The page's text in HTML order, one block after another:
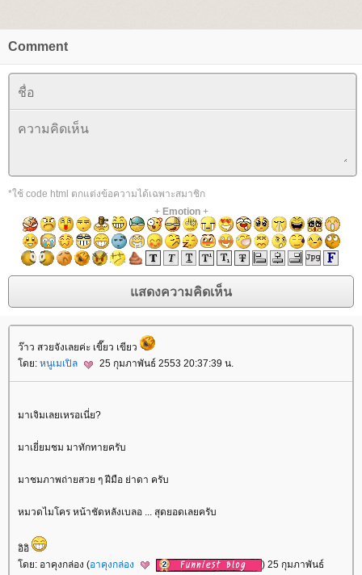
Comment
*ใช้ code html ตกแต่งข้อความได้เฉพาะสมาชิก
+ Emotion+
ว๊าว สวยจังเลยค่ะ เขี๊ยว เขียว
ดย: หนูเมเปิล 25 กุมภาพันธ์ 2553 20:37:39 น.
มาเจิมเลยเหรอเนี่ย?
มาเยี่ยมชม มาทักทายครับ
มาชมภาพถ่ายสวย ๆ ฝีมือ ย่าดา ครับ
หมวดไมโคร หน้าชัดหลังเบลอ ... สุดยอดเลยครับ
อิอิ
ดย: อาคุงกล่อง (อาคุงกล่อง
) 25 กุมภาพันธ์